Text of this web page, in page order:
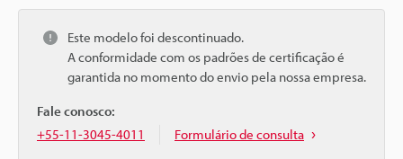
Este modelo foi descontinuado.
A conformidade com os padrões de certificação é
garantida no momento do envio pela nossa empresa.
Fale conosco:
+55-11-3045-4011
Formulário de consulta